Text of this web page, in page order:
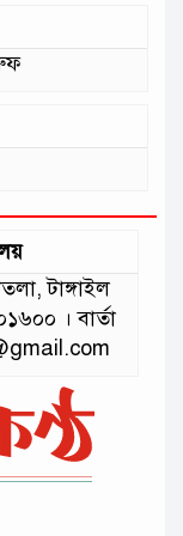
টাঙ্গাইল
। বার্তা